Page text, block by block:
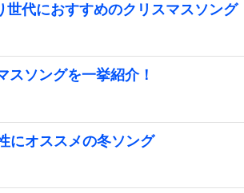
代におすすめのクリスマスソング
ソングを一挙紹介！
にオススメの冬ソング